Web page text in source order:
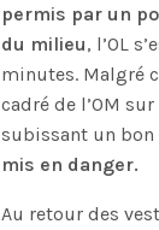
permis par un
du milieu, l’OL
minutes. Malgré
cadré de l’OM
subissant un bon
mis en danger.
Au retour des